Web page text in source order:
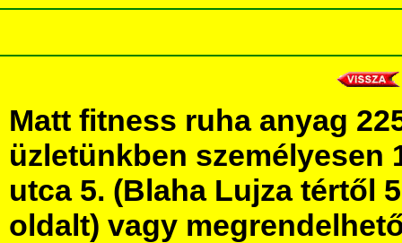
Matt fitness ruha anyag
üzletünkben személyesen
utca 5. (Blaha Lujza tértől
oldalt) vagy